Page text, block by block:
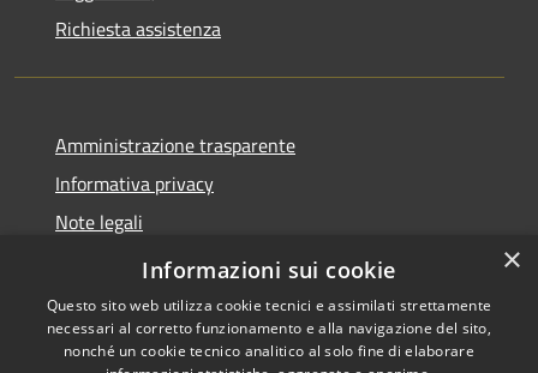
Richiesta assistenza
Amministrazione trasparente
Informativa privacy
Note legali
Dichiarazione di accessibilità
×
Informazioni sui cookie
Questo sito web utilizza cookie tecnici e assimilati strettamente
necessari al corretto funzionamento e alla navigazione del sito,
nonché un cookie tecnico analitico al solo fine di elaborare